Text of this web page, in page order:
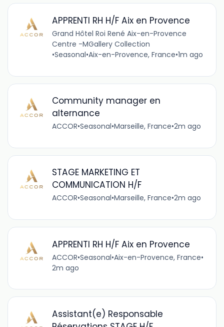
APPRENTI RH H/F Aix en Provence
Grand Hôtel Roi René Aix-en-Provence
Centre -MGallery Collection
•Seasonal•Aix-en-Provence, France•1m ago
Community manager en
alternance
ACCOR•Seasonal•Marseille, France•2m ago
STAGE MARKETING ET
COMMUNICATION H/F
ACCOR•Seasonal•Marseille, France•2m ago
APPRENTI RH H/F Aix en Provence
ACCOR•Seasonal•Aix-en-Provence, France•
2m ago
Assistant(e) Responsable